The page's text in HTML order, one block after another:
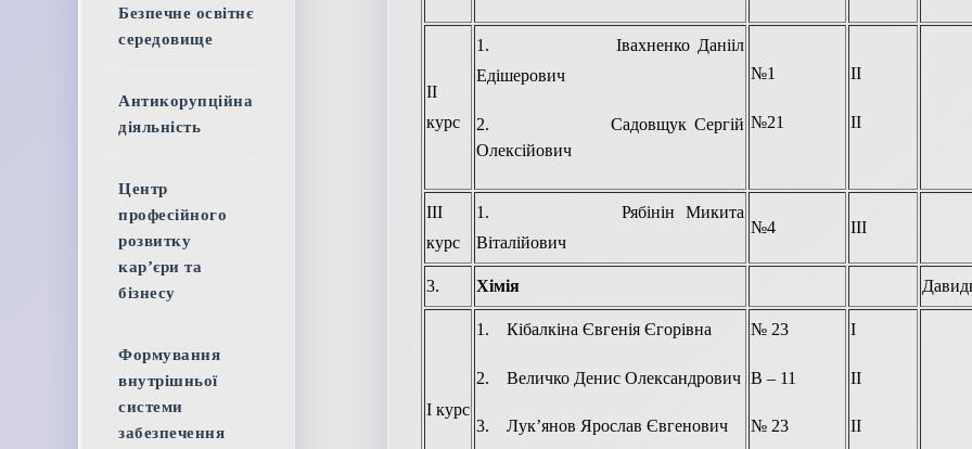
ІІ
курс
1. Івахненко Данііл
Едішерович
2. Садовщук Сергій
Олексійович
№1
№21
ІІ
ІІ
ІІІ
курс
1. Рябінін Микита
Віталійович
№4 ІІІ
3. Хімія
І курс
1. Кібалкіна Євгенія Єгорівна
2. Величко Денис Олександрович
3. Лук’янов Ярослав Євгенович
№ 23
В – 11
№ 23
І
ІІ
ІІ
Безпечне освітнє
середовище
Антикорупційна
діяльність
Центр
професійного
розвитку
кар’єри та
бізнесу
Формування
внутрішньої
системи
забезпечення